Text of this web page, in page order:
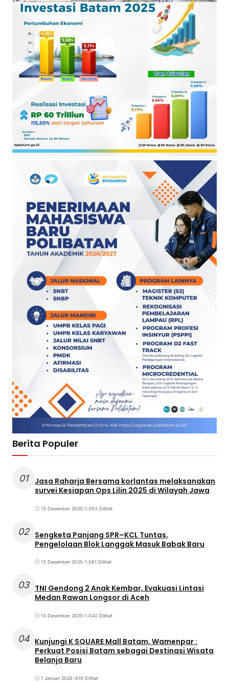
Berita Populer
01
Jasa Raharja Bersama korlantas melaksanakan
survei Kesiapan Ops Lilin 2025 di Wilayah Jawa
13 Desember 2025•1.093 Dilihat
02 Sengketa Panjang SPR–KCL Tuntas,
Pengelolaan Blok Langgak Masuk Babak Baru
13 Desember 2025•1.081 Dilihat
03 TNI Gendong 2 Anak Kembar, Evakuasi Lintasi
Medan Rawan Longsor di Aceh
13 Desember 2025•1.040 Dilihat
04 Kunjungi K SQUARE Mall Batam, Wamenpar :
Perkuat Posisi Batam sebagai Destinasi Wisata
Belanja Baru
1 Januari 2026•919 Dilihat